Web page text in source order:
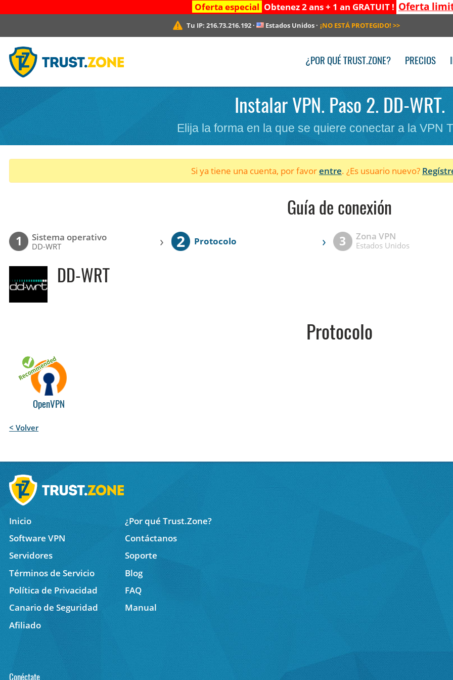
Oferta especial Obtenez 2 ans + 1 an GRATUIT ! Oferta
Tu IP: 216.73.216.192· Estados Unidos· ¡NO ESTÁ PROTEGIDO! >>
¿POR QUÉ TRUST.ZONE? PRECIOS
Instalar VPN. Paso 2. DD-WRT.
Elija la forma en la que se quiere conectar a la VPN
Si ya tiene una cuenta, por favorentre. ¿Es usuario nuevo?
Guía de conexión
1 Sistema operativo
DD-WRT › 2 Protocolo › 3 Zona VPN
Estados Unidos
DD-WRT
Protocolo
OpenVPN
< Volver
Inicio
¿Por qué Trust.Zone?
Software VPN
Contáctanos
Servidores
Soporte
Términos de Servicio
Blog
Política de Privacidad
FAQ
Canario de Seguridad
Manual
Afiliado
Conéctate